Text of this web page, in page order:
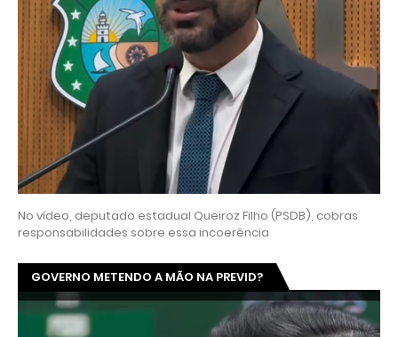
No vídeo, deputado estadual Queiroz Filho (PSDB), cobras
responsabilidades sobre essa incoerência
GOVERNO METENDO A MÃO NA PREVID?